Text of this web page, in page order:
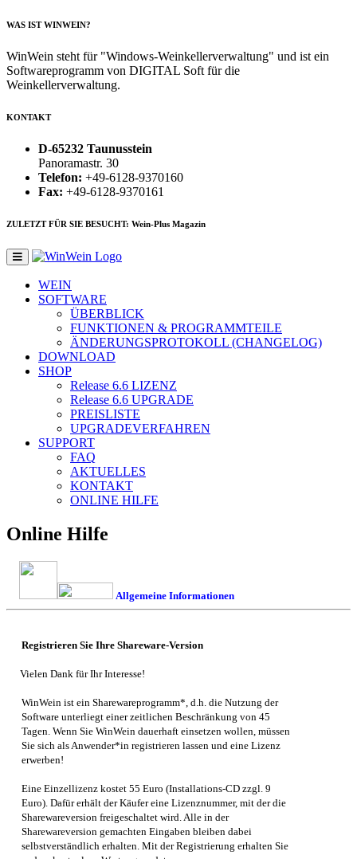
WAS IST WINWEIN?
WinWein steht für "Windows-Weinkellerverwaltung" und ist ein
Softwareprogramm von DIGITAL Soft für die
Weinkellerverwaltung.
KONTAKT
D-65232 Taunusstein
Panoramastr. 30
Telefon: +49-6128-9370160
Fax: +49-6128-9370161
ZULETZT FÜR SIE BESUCHT: Wein-Plus Magazin
WEIN
SOFTWARE
ÜBERBLICK
FUNKTIONEN & PROGRAMMTEILE
ÄNDERUNGSPROTOKOLL (CHANGELOG)
DOWNLOAD
SHOP
Release 6.6 LIZENZ
Release 6.6 UPGRADE
PREISLISTE
UPGRADEVERFAHREN
SUPPORT
FAQ
AKTUELLES
KONTAKT
ONLINE HILFE
Online Hilfe
Allgemeine Informationen
Registrieren Sie Ihre Shareware-Version
Vielen Dank für Ihr Interesse!
WinWein ist ein Sharewareprogramm*, d.h. die Nutzung der
Software unterliegt einer zeitlichen Beschränkung von 45
Tagen. Wenn Sie WinWein dauerhaft einsetzen wollen, müssen
Sie sich als Anwender*in registrieren lassen und eine Lizenz
erwerben!
Eine Einzellizenz kostet 55 Euro (Installations-CD zzgl. 9
Euro). Dafür erhält der Käufer eine Lizenznummer, mit der die
Sharewareversion freigeschaltet wird. Alle in der
Sharewareversion gemachten Eingaben bleiben dabei
selbstverständlich erhalten. Mit der Registrierung erhalten Sie